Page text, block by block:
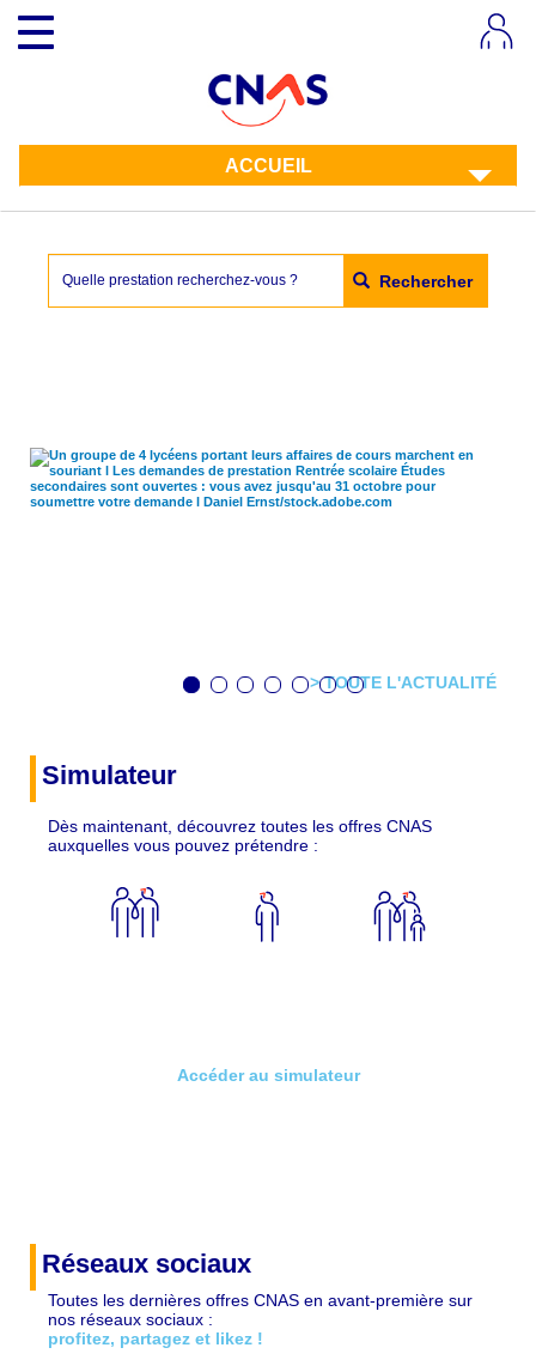
contenu
principal
Toggle
navigation
ACCUEIL
Quelle prestation recherchez-vous ? Rechercher
> TOUTE L'ACTUALITÉ
Simulateur
Dès maintenant, découvrez toutes les offres CNAS
auxquelles vous pouvez prétendre :
Accéder au simulateur
Réseaux sociaux
Toutes les dernières offres CNAS en avant-première sur
nos réseaux sociaux :
profitez, partagez et likez !